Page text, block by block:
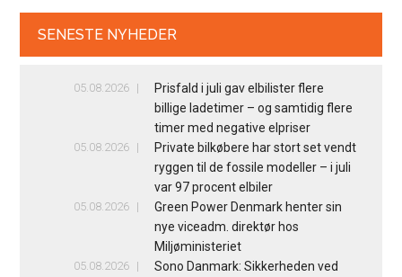
SENESTE NYHEDER
05.08.2026
Prisfald i juli gav elbilister flere
billige ladetimer – og samtidig flere
timer med negative elpriser
05.08.2026
Private bilkøbere har stort set vendt
ryggen til de fossile modeller – i juli
var 97 procent elbiler
05.08.2026
Green Power Denmark henter sin
nye viceadm. direktør hos
Miljøministeriet
05.08.2026
Sono Danmark: Sikkerheden ved